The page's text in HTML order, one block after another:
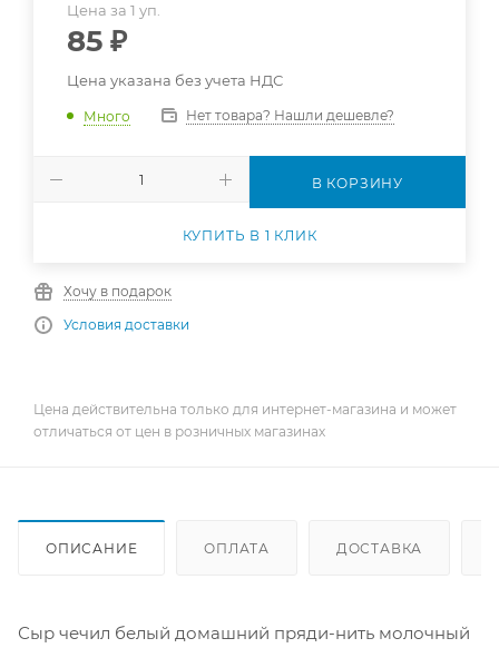
Цена за 1 уп.
85 ₽
Цена указана без учета НДС
Много Нет товара? Нашли дешевле?
В КОРЗИНУ
КУПИТЬ В 1 КЛИК
Хочу в подарок
Условия доставки
Цена действительна только для интернет-магазина и может
отличаться от цен в розничных магазинах
ОПИСАНИЕ ОПЛАТА ДОСТАВКА
Сыр чечил белый домашний пряди-нить молочный